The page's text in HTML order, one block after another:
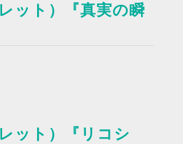
ット）『真実の瞬
ット）『リコシ